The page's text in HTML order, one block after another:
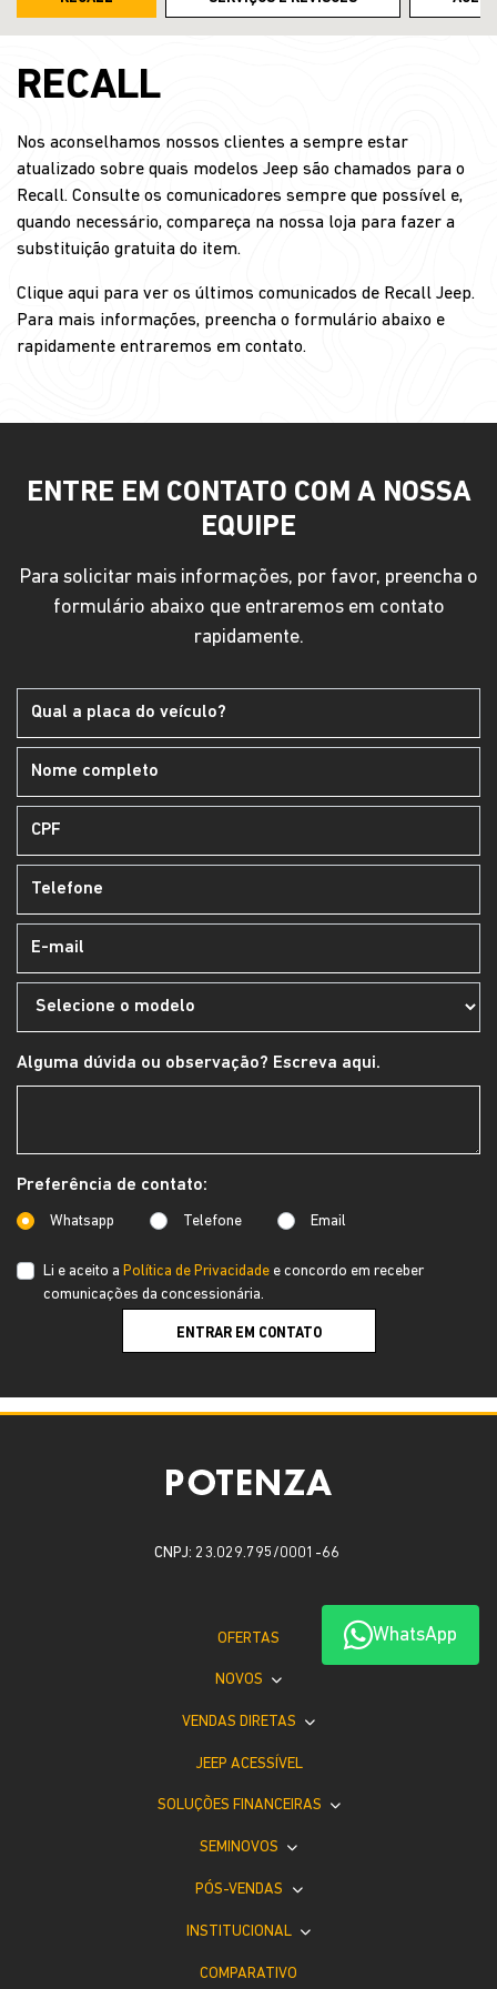
RECALL
Nos aconselhamos nossos clientes a sempre estar
atualizado sobre quais modelos Jeep são chamados para o
Recall. Consulte os comunicadores sempre que possível e,
quando necessário, compareça na nossa loja para fazer a
substituição gratuita do item.
Clique aqui para ver os últimos comunicados de Recall Jeep.
Para mais informações, preencha o formulário abaixo e
rapidamente entraremos em contato.
ENTRE EM CONTATO COM A NOSSA
EQUIPE
Para solicitar mais informações, por favor, preencha o
formulário abaixo que entraremos em contato
rapidamente.
Alguma dúvida ou observação? Escreva aqui.
Preferência de contato:
Whatsapp Telefone Email
Li e aceito a Política de Privacidade e concordo em receber
comunicações da concessionária.
ENTRAR EM CONTATO
WhatsApp
CNPJ: 23.029.795/0001-66
OFERTAS
NOVOS
VENDAS DIRETAS
JEEP ACESSÍVEL
SOLUÇÕES FINANCEIRAS
SEMINOVOS
PÓS-VENDAS
INSTITUCIONAL
COMPARATIVO